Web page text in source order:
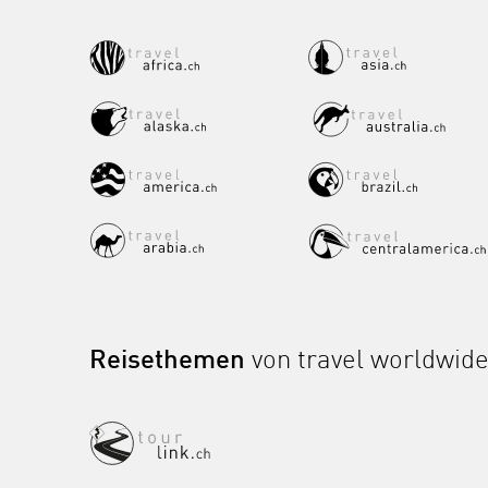
Reisethemen von travel worldwide